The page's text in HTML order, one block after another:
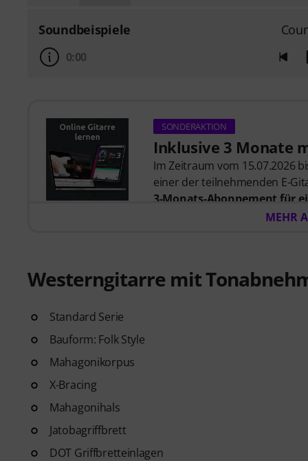
Soundbeispiele
0:00
SONDERAKTION
Inklusive 3 Monate
Im Zeitraum vom 15.07.2026
einer der teilnehmenden E-
3-Monats-Abonnement für
. Nach dem Versand
studierten Musiklehrern.
MEHR
Westerngitarre mit
Standard Serie
Bauform: Folk Style
Mahagonikorpus
X-Bracing
Mahagonihals
Jatobagriffbrett
DOT Griffbretteinlagen